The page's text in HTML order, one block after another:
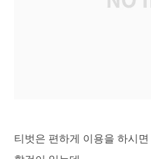
티벗은 편하게 이용을 하시